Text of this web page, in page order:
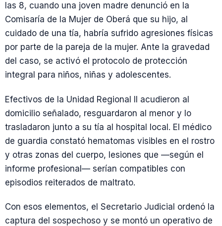
las 8, cuando una joven madre denunció en la
Comisaría de la Mujer de Oberá que su hijo, al
cuidado de una tía, habría sufrido agresiones físicas
por parte de la pareja de la mujer. Ante la gravedad
del caso, se activó el protocolo de protección
integral para niños, niñas y adolescentes.
Efectivos de la Unidad Regional II acudieron al
domicilio señalado, resguardaron al menor y lo
trasladaron junto a su tía al hospital local. El médico
de guardia constató hematomas visibles en el rostro
y otras zonas del cuerpo, lesiones que —según el
informe profesional— serían compatibles con
episodios reiterados de maltrato.
Con esos elementos, el Secretario Judicial ordenó la
captura del sospechoso y se montó un operativo de